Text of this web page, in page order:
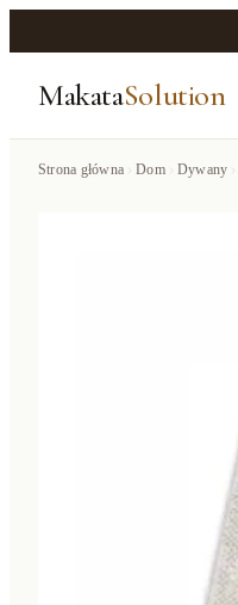
MakataSolution
Strona główna Dom Dywany